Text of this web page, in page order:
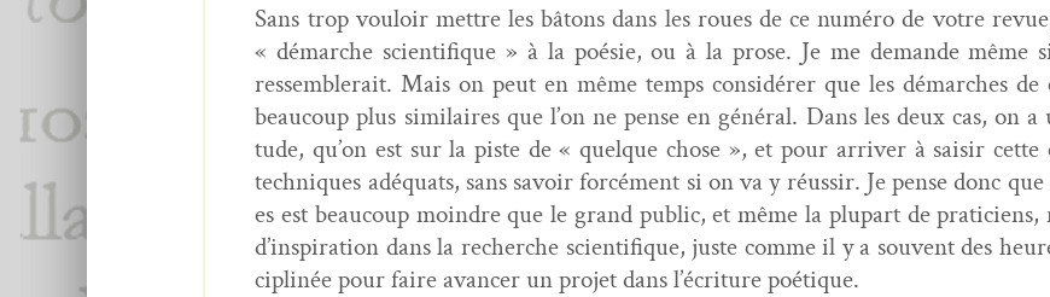
Sans trop vouloir met­tre les bâtons dans les roues de ce numéro de votre
« démarche sci­en­tifique » à la poésie, ou à la prose. Je me demande
ressem­blerait. Mais on peut en même temps con­sid­ér­er que les démarch­es
beau­coup plus sim­i­laires que l’on ne pense en général. Dans les deux cas,
tude, qu’on est sur la piste de « quelque chose », et pour arriv­er à saisir
tech­niques adéquats, sans savoir for­cé­ment si on va y réus­sir. Je pense donc
es est beau­coup moin­dre que le grand pub­lic, et même la plu­part de
d’inspiration dans la recherche sci­en­tifique, juste comme il y a sou­vent des
ci­plinée pour faire avancer un pro­jet dans l’écriture poétique.